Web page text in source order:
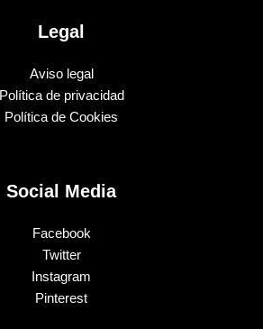
Legal
Aviso legal
Política de privacidad
Política de Cookies
Social Media
Facebook
Twitter
Instagram
Pinterest